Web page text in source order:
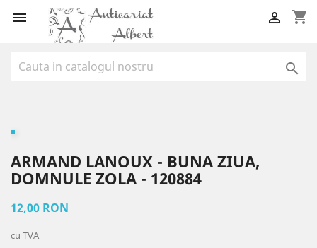
 shopping_cart


ARMAND LANOUX - BUNA ZIUA,
DOMNULE ZOLA - 120884
12,00 RON
cu TVA